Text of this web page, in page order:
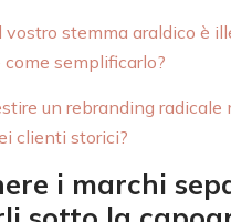
vostro stemma araldico è
come semplificarlo?
un rebranding radicale
clienti storici?
i marchi